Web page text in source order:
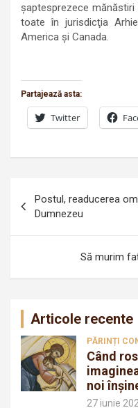
şaptesprezece
toate în jurisdicţia
America şi Canada.
Partajează asta:
Twitter
în
articole
Postul, readucerea
Dumnezeu
Să murim
Articole recente
PĂRINȚI
Când
noi
27 iunie